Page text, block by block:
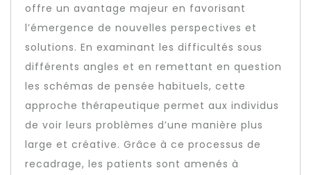
offre un avantage majeur en favorisant
l’émergence de nouvelles perspectives et
solutions. En examinant les difficultés sous
différents angles et en remettant en question
les schémas de pensée habituels, cette
approche thérapeutique permet aux individus
de voir leurs problèmes d’une manière plus
large et créative. Grâce à ce processus de
recadrage, les patients sont amenés à